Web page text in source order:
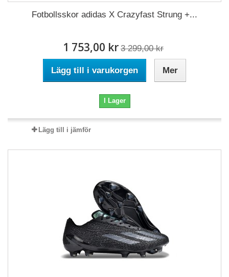
Fotbollsskor adidas X Crazyfast Strung +...
1 753,00 kr 3 299,00 kr
Lägg till i varukorgen Mer
I Lager
Lägg till i jämför